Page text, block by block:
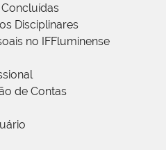
Disciplinares
no IFFluminense
de Contas